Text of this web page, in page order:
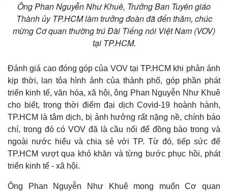
Thế giới
Quan sát
Multimedia
Video
Ảnh
Infographic
Ông Phan Nguyễn Như Khuê, Trưởng Ban Tuyên giáo
Thành ủy TP.HCM làm trưởng đoàn đã đến thăm, chúc
mừng Cơ quan thường trú Đài Tiếng nói Việt Nam (VOV)
tại TP.HCM.
Đánh giá cao đóng góp của VOV tại TP.HCM khi phản ánh
kịp thời, lan tỏa hình ảnh của thành phố, góp phần phát
triển kinh tế, văn hóa, xã hội, ông Phan Nguyễn Như Khuê
cho biết, trong thời điểm đại dịch Covid-19 hoành hành,
TP.HCM là tâm dịch, bị ảnh hưởng rất nặng nề, chính báo
chí, trong đó có VOV đã là cầu nối để đồng bào trong và
ngoài nước hiểu và chia sẻ với TP. Từ đó, tiếp sức để
TP.HCM vượt qua khó khăn và từng bước phục hồi, phát
triển kinh tế - xã hội.
Ông Phan Nguyễn Như Khuê mong muốn Cơ quan